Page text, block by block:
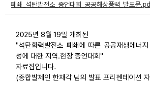
폐쇄_석탄발전소_증언대회_공공해상풍력_발표문
2025년 8월 19일 개최된
"석탄화력발전소 폐쇄에 따른 공공재생에너
성에 대한 지역.현장 증언대회"
자료집입니다.
(종합발제인 한재각 님의 발표 프리젠테이션
미디어자료
부설기관
업무